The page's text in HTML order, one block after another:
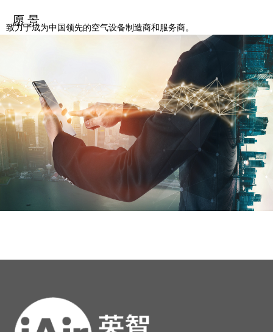
愿 景
致力于成为中国领先的空气设备制造商和服务商。